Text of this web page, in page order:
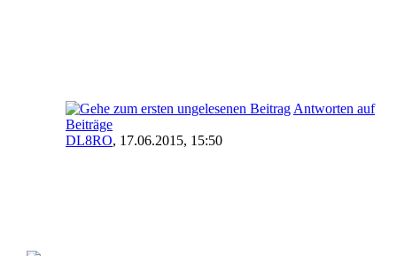
Antworten auf
Beiträge
DL8RO, 17.06.2015, 15:50